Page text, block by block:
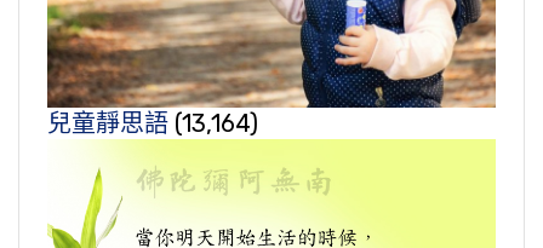
兒童靜思語 (13,164)